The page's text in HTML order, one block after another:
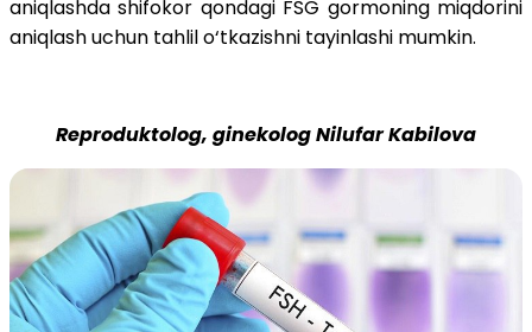
aniqlashda shifokor qondagi FSG gormoning miqdorini
aniqlash uchun tahlil o‘tkazishni tayinlashi mumkin.
Reproduktolog, ginekolog Nilufar Kabilova